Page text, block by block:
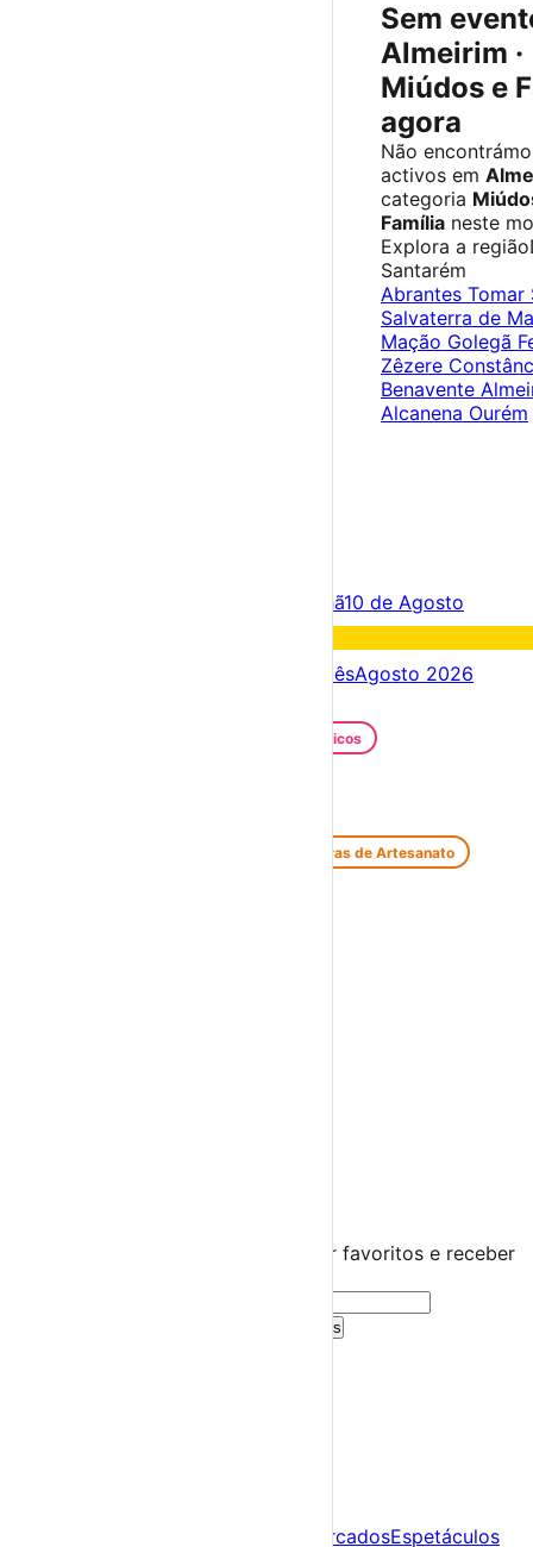
Sem
Almeirim ·
Miúdos e
agora
Não
activos em
categoria
Família neste
Explora a região
Santarém
Abrantes Tomar
Salvaterra de
Mação Golegã
Zêzere
Benavente
Alcanena Ourém
Amanhã10 de Agosto
Este mêsAgosto 2026
Festivais Gastronómicos
Feiras de Artesanato
Cria uma conta gratuita para guardar favoritos e receber
Criar Conta Grátis
Feiras e MercadosEspetáculos